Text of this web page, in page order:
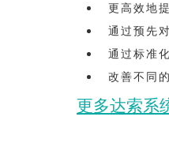
更高效地
通过预先
通过标准
改善不同
更多达索系